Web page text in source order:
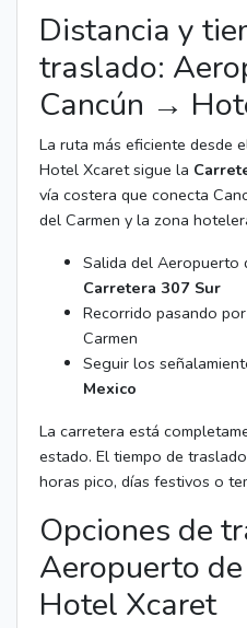
Distancia y
traslado:
Cancún →
La ruta más eficiente desde
Hotel Xcaret sigue la
vía costera que conecta
del Carmen y la zona
Salida del Aeropuerto
Carretera 307 Sur
Recorrido pasando
Carmen
Seguir los
Mexico
La carretera está
estado. El tiempo de
horas pico, días festivos o
Opciones de
Aeropuerto
Hotel Xcaret